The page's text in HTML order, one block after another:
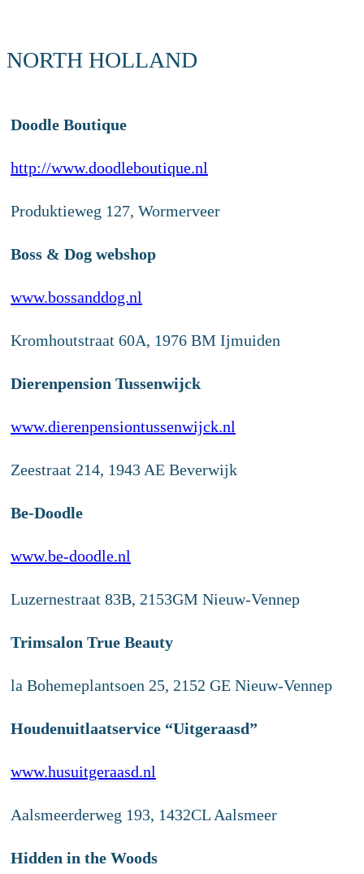
NORTH HOLLAND
Doodle Boutique
http://www.doodleboutique.nl
Produktieweg 127, Wormerveer
Boss & Dog webshop
www.bossanddog.nl
Kromhoutstraat 60A, 1976 BM Ijmuiden
Dierenpension Tussenwijck
www.dierenpensiontussenwijck.nl
Zeestraat 214, 1943 AE Beverwijk
Be-Doodle
www.be-doodle.nl
Luzernestraat 83B, 2153GM Nieuw-Vennep
Trimsalon True Beauty
la Bohemeplantsoen 25, 2152 GE Nieuw-Vennep
Houdenuitlaatservice “Uitgeraasd”
www.husuitgeraasd.nl
Aalsmeerderweg 193, 1432CL Aalsmeer
Hidden in the Woods